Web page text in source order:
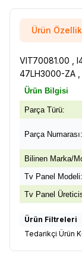
Ürün
VIT70081.00 ,
47LH3000-ZA ,
Ürün Bilgisi
Parça Türü:
Parça Numarası:
Bilinen Marka/
Tv Panel Modeli:
Tv Panel
Ürün Filtreleri
Tedarikçi Ürün